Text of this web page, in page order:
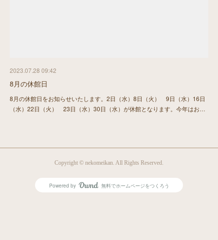
2023.07.28 09:42
8月の休館日
8月の休館日をお知らせいたします。2日（水）8日（火） 9日（水）16日
（水）22日（火） 23日（水）30日（水）が休館となります。今年はお…
Copyright © nekomeikan. All Rights Reserved.
Powered by AmebaOwnd
無料でホームページをつくろう